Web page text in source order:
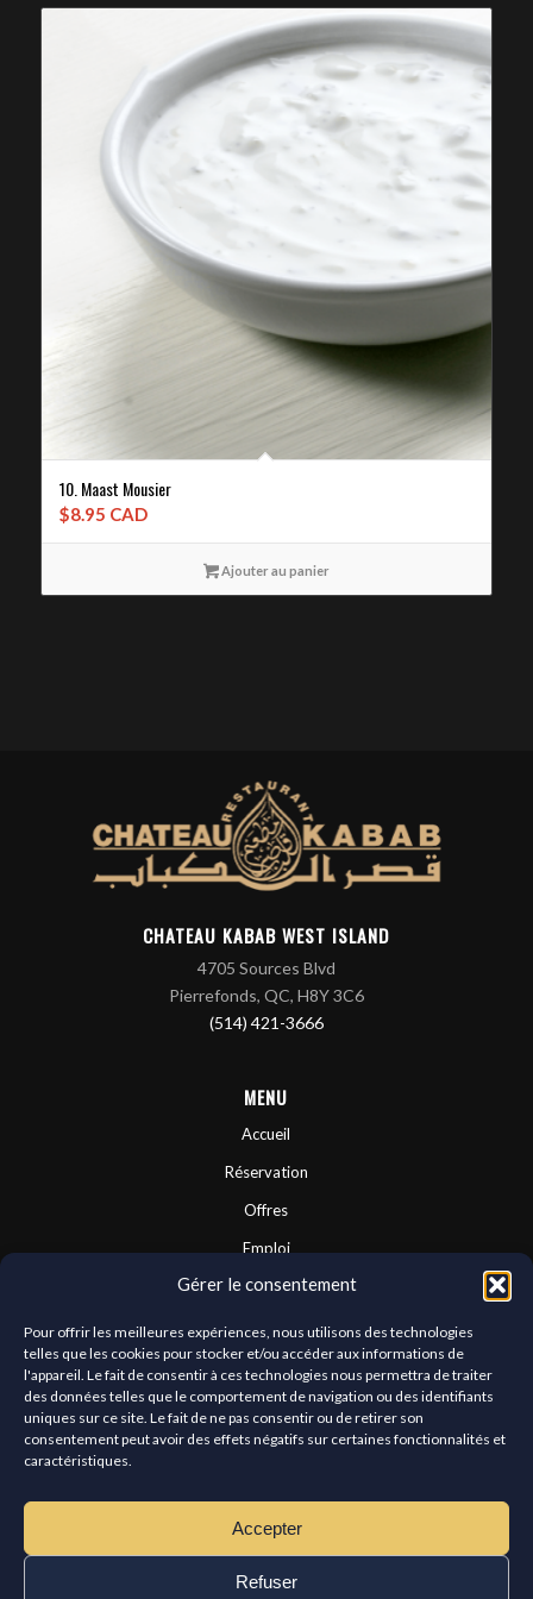
Gérer le consentement
Pour offrir les meilleures expériences, nous utilisons des technologies
telles que les cookies pour stocker et/ou accéder aux informations de
l'appareil. Le fait de consentir à ces technologies nous permettra de traiter
des données telles que le comportement de navigation ou des identifiants
uniques sur ce site. Le fait de ne pas consentir ou de retirer son
consentement peut avoir des effets négatifs sur certaines fonctionnalités et
caractéristiques.
Accepter
Refuser
10. Maast Mousier
$8.95 CAD
Ajouter au panier
CHATEAU KABAB WEST ISLAND
4705 Sources Blvd
Pierrefonds, QC, H8Y 3C6
(514) 421-3666
MENU
Accueil
Réservation
Offres
Emploi
Contactez-nous
À propos
CONNECTEZ-VOUS AVEC NOUS